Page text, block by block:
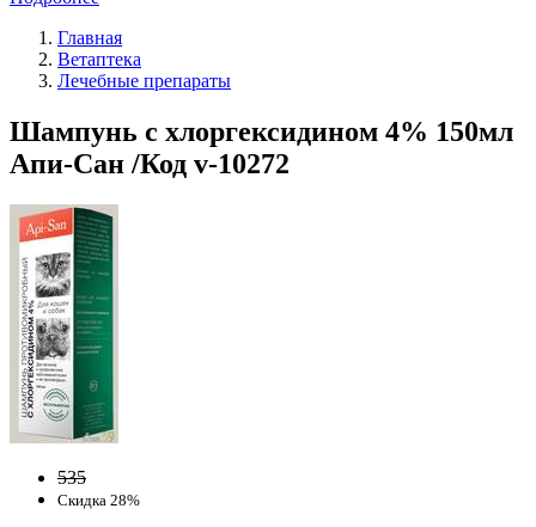
Главная
Ветаптека
Лечебные препараты
Шампунь с хлоргексидином 4% 150мл
Апи-Сан /Код v-10272
535
Скидка 28%